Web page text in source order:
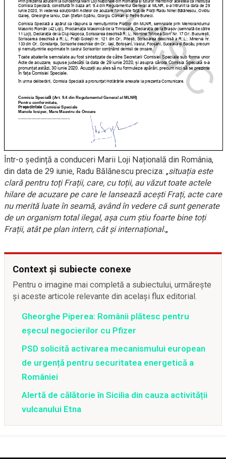
Într-o ședință a conduceri Marii Loji Națională din România,
din data de 29 iunie, Radu Bălănescu preciza: „situația este
clară pentru toți Frații, care, cu toții, au văzut toate actele
hilare de acuzare pe care le lansează acești Frați, acte care
nu merită luate în seamă, având în vedere că sunt generate
de un organism total ilegal, așa cum știu foarte bine toți
Frații, atât pe plan intern, cât și internațional.„
Context și subiecte conexe
Pentru o imagine mai completă a subiectului, urmărește
și aceste articole relevante din același flux editorial.
Gheorghe Piperea: Românii plătesc pentru
eșecul negocierilor cu Pfizer
PSD solicită activarea mecanismului european
de urgență pentru securitatea energetică a
României
Alertă de călătorie în Sicilia din cauza activității
vulcanului Etna